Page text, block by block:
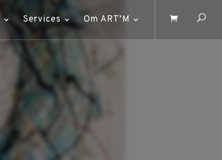
Services Om ART’M